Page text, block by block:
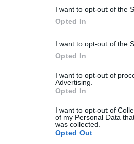
I want to opt-out of the
Opted In
I want to opt-out of the
Opted In
I want to opt-out of
Advertising.
Opted In
I want to opt-out of
of my Personal Data
was collected.
Opted Out